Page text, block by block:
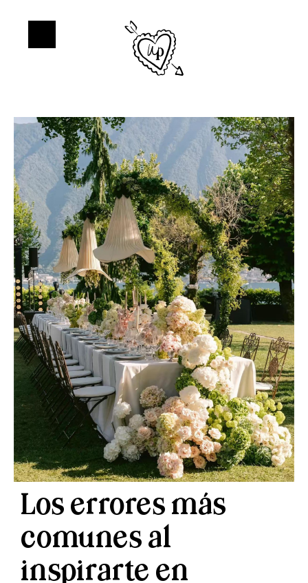
Los errores más
comunes al
inspirarte en